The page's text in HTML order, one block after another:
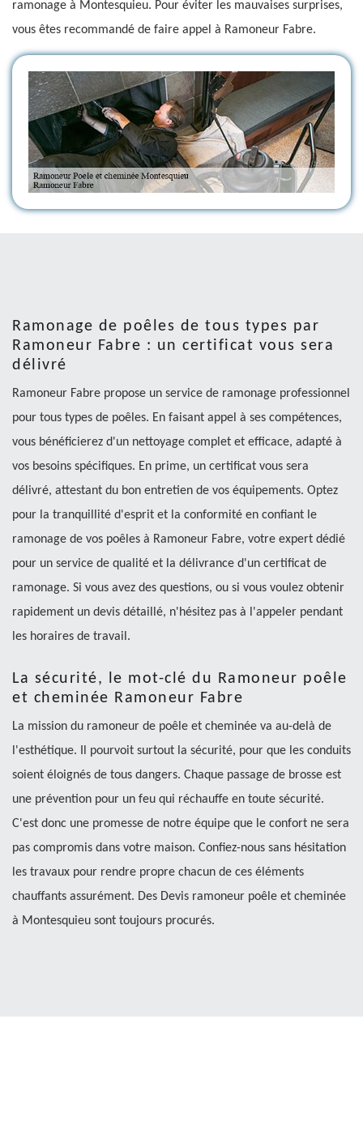
ramonage à Montesquieu. Pour éviter les mauvaises surprises,
vous êtes recommandé de faire appel à Ramoneur Fabre.
Ramonage de poêles de tous types par
Ramoneur Fabre : un certificat vous sera
délivré
Ramoneur Fabre propose un service de ramonage professionnel
pour tous types de poêles. En faisant appel à ses compétences,
vous bénéficierez d'un nettoyage complet et efficace, adapté à
vos besoins spécifiques. En prime, un certificat vous sera
délivré, attestant du bon entretien de vos équipements. Optez
pour la tranquillité d'esprit et la conformité en confiant le
ramonage de vos poêles à Ramoneur Fabre, votre expert dédié
pour un service de qualité et la délivrance d'un certificat de
ramonage. Si vous avez des questions, ou si vous voulez obtenir
rapidement un devis détaillé, n'hésitez pas à l'appeler pendant
les horaires de travail.
La sécurité, le mot-clé du Ramoneur poêle
et cheminée Ramoneur Fabre
La mission du ramoneur de poêle et cheminée va au-delà de
l'esthétique. Il pourvoit surtout la sécurité, pour que les conduits
soient éloignés de tous dangers. Chaque passage de brosse est
une prévention pour un feu qui réchauffe en toute sécurité.
C'est donc une promesse de notre équipe que le confort ne sera
pas compromis dans votre maison. Confiez-nous sans hésitation
les travaux pour rendre propre chacun de ces éléments
chauffants assurément. Des Devis ramoneur poêle et cheminée
à Montesquieu sont toujours procurés.